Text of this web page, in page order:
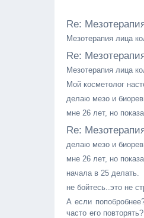
Re:
Мезотерапия лица
Re:
Мезотерапия лица
Мой косметолог
делаю мезо и
мне 26 лет, но
Re:
делаю мезо и
мне 26 лет, но
начала в 25 делать.
не бойтесь..это не
А если
часто его